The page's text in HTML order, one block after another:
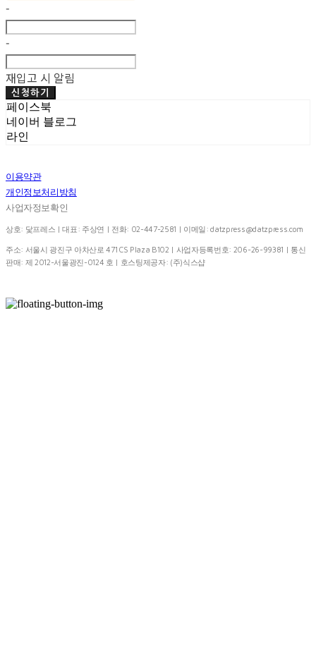
-
-
재입고 시 알림
신청하기
페이스북
네이버 블로그
라인
이용약관
개인정보처리방침
사업자정보확인
상호: 닻프레스 | 대표: 주상연 | 전화: 02-447-2581 | 이메일:datzpress@datzpress.com
주소: 서울시 광진구 아차산로 471 CS Plaza B102 | 사업자등록번호: 206-26-99381 | 통신
판매: 제 2012-서울광진-0124 호 | 호스팅제공자: (주)식스샵